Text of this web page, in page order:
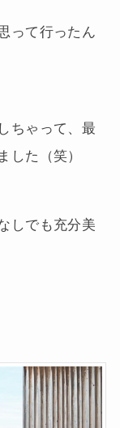
って行ったん
ちゃって、最
した（笑）
しでも充分美